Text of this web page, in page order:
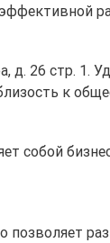
д. 26 стр. 1.
к
собой